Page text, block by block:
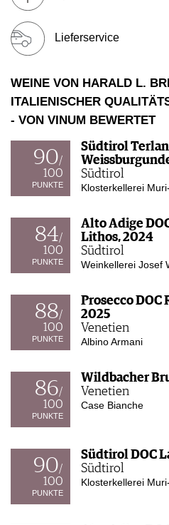
Lieferservice
WEINE VON HARALD L.
ITALIENISCHER
- VON VINUM BEWERTET
90/
100
PUNKTE
Südtirol
Südtirol
Klosterkellerei
84/
100
PUNKTE
Alto Adige
Lithos, 2024
Südtirol
Weinkellerei Josef
88/
100
PUNKTE
Prosecco DOC
2025
Venetien
Albino Armani
86/
100
PUNKTE
Wildbacher
Venetien
Case Bianche
90/
100
PUNKTE
Südtirol DOC
Südtirol
Klosterkellerei